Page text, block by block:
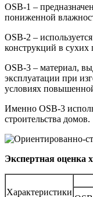
OSB-1 –
пониженной
OSB-2 –
конструкций в
OSB-3 – материал,
эксплуатации при
условиях
Именно OSB-3
строительства домов.
Экспертная оценка
Характеристики